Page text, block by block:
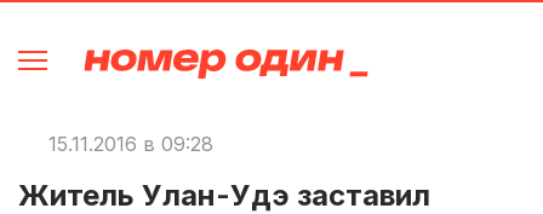
15.11.2016 в 09:28
Житель Улан-Удэ заставил